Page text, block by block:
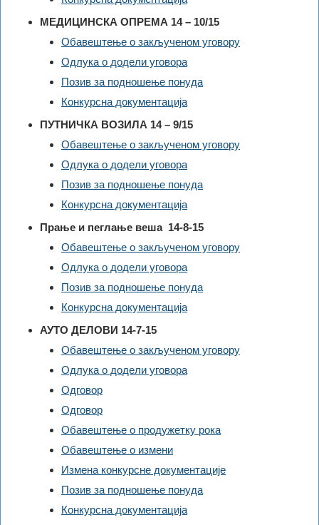
МЕДИЦИНСКА ОПРЕМА 14 – 10/15
Обавештење о закљученом уговору
Одлука о додели уговора
Позив за подношење понуда
Конкурсна документација
ПУТНИЧКА ВОЗИЛА 14 – 9/15
Обавештење о закљученом уговору
Одлука о додели уговора
Позив за подношење понуда
Конкурсна документација
Прање и пеглање веша 14-8-15
Обавештење о закљученом уговору
Одлука о додели уговора
Позив за подношење понуда
Конкурсна документација
АУТО ДЕЛОВИ 14-7-15
Обавештење о закљученом уговору
Одлука о додели уговора
Одговор
Одговор
Обавештење о продужетку рока
Обавештење о измени
Измена конкурсне документације
Позив за подношење понуда
Конкурсна документација